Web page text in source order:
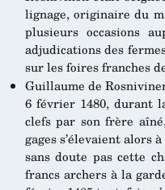
lignage, originaire du
plusieurs occasions
adjudications des
sur les foires franches
Guillaume de
6 février 1480, durant
clefs par son frère
gages s’élevaient alors
sans doute pas cette
francs archers à la